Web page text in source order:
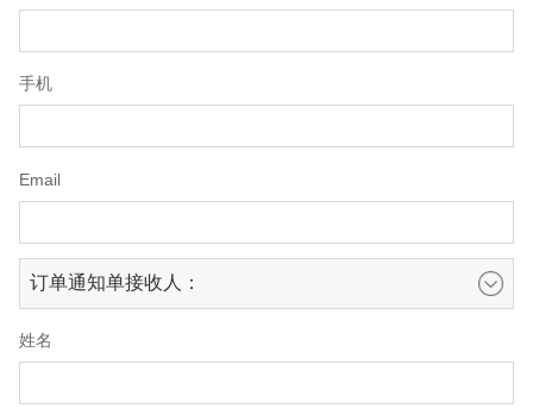
手机
Email
订单通知单接收人：
姓名